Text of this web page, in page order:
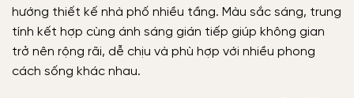
hướng thiết kế nhà phố nhiều tầng. Màu sắc sáng, trung
tính kết hợp cùng ánh sáng gián tiếp giúp không gian
trở nên rộng rãi, dễ chịu và phù hợp với nhiều phong
cách sống khác nhau.